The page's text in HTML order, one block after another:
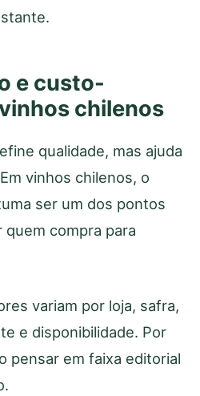
e custo-
chilenos
qualidade, mas ajuda
vinhos chilenos, o
ser um dos pontos
compra para
variam por loja, safra,
e disponibilidade. Por
pensar em faixa editorial